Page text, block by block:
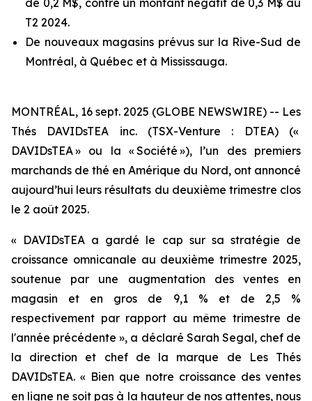
de 0,2 M$, contre un montant négatif de 0,3 M$ au
T2 2024.
De nouveaux magasins prévus sur la Rive-Sud de
Montréal, à Québec et à Mississauga.
MONTRÉAL, 16 sept. 2025 (GLOBE NEWSWIRE) -- Les
Thés DAVIDsTEA inc. (TSX-Venture : DTEA) («
DAVIDsTEA » ou la « Société »), l’un des premiers
marchands de thé en Amérique du Nord, ont annoncé
aujourd’hui leurs résultats du deuxième trimestre clos
le 2 août 2025.
« DAVIDsTEA a gardé le cap sur sa stratégie de
croissance omnicanale au deuxième trimestre 2025,
soutenue par une augmentation des ventes en
magasin et en gros de 9,1 % et de 2,5 %
respectivement par rapport au même trimestre de
l'année précédente », a déclaré Sarah Segal, chef de
la direction et chef de la marque de Les Thés
DAVIDsTEA. « Bien que notre croissance des ventes
en ligne ne soit pas à la hauteur de nos attentes, nous